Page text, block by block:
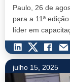
Paulo, 26 de
para a 11ª
líder em
julho 15, 2025